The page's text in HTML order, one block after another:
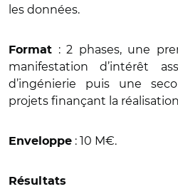
les données.
Format : 2 phases, une
manifestation d’intérêt
d’ingénierie puis une
projets finançant la
Enveloppe : 10 M€.
Résultats